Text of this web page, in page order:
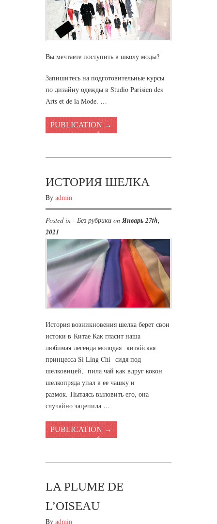
Вы мечтаете поступить в школу моды?
Запишитесь на подготовительные курсы
по дизайну одежды в Studio Parisien des
Arts et de la Mode. …
PUBLICATION →
ИСТОРИЯ ШЕЛКА
By admin
Posted in - Без рубрики onЯнварь 27th,
2021
История возникновения шелка берет свои
истоки в Китае Как гласит наша
любимая легенда молодая китайская
принцесса Si Ling Chi сидя под
шелковицей, пила чай как вдруг кокон
шелкопряда упал в ее чашку и
размок. Пытаясь выловить его, она
случайно зацепила …
PUBLICATION →
LA PLUME DE
L’OISEAU
By admin